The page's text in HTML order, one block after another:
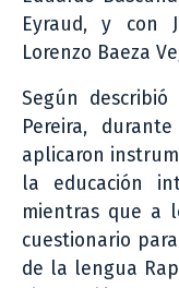
Eyraud, y con
Lorenzo Baeza
Según
Pereira,
aplicaron
la educación
mientras que a
cuestionario
de la lengua